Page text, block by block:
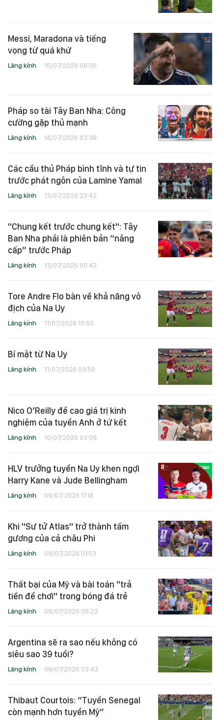
Messi, Maradona và tiếng
vọng từ quá khứ
Lăng kính 15/07/2026 08:05
Pháp so tài Tây Ban Nha: Công
cường gặp thủ mạnh
Lăng kính 14/07/2026 03:38
Các cầu thủ Pháp bình tĩnh và tự tin
trước phát ngôn của Lamine Yamal
Lăng kính 13/07/2026 23:42
"Chung kết trước chung kết": Tây
Ban Nha phải là phiên bản “nâng
cấp” trước Pháp
Lăng kính 13/07/2026 00:42
Tore Andre Flo bàn về khả năng vô
địch của Na Uy
Lăng kính 11/07/2026 10:50
Bí mật từ Na Uy
Lăng kính 11/07/2026 03:58
Nico O’Reilly đề cao giá trị kinh
nghiệm của tuyển Anh ở tứ kết
Lăng kính 10/07/2026 03:08
HLV trưởng tuyển Na Uy khen ngợi
Harry Kane và Jude Bellingham
Lăng kính 09/07/2026 11:18
Khi "Sư tử Atlas" trở thành tấm
gương của cả châu Phi
Lăng kính 09/07/2026 01:53
Thất bại của Mỹ và bài toán "trả
tiền để chơi" trong bóng đá trẻ
Lăng kính 08/07/2026 06:22
Argentina sẽ ra sao nếu không có
siêu sao 39 tuổi?
Lăng kính 08/07/2026 03:43
Thibaut Courtois: “Tuyển Senegal
còn mạnh hơn tuyển Mỹ”